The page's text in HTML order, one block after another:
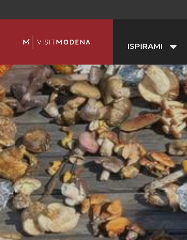
ISPIRAMI